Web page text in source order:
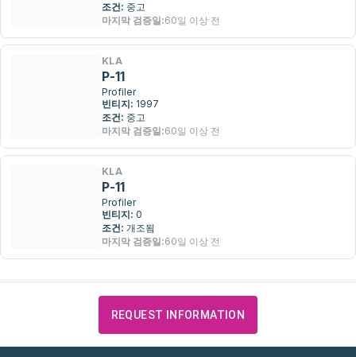
조건: 중고
마지막 검증일:60일 이상 전
KLA
P-11
Profiler
빈티지: 1997
조건: 중고
마지막 검증일:60일 이상 전
KLA
P-11
Profiler
빈티지: 0
조건: 개조됨
마지막 검증일:60일 이상 전
REQUEST INFORMATION